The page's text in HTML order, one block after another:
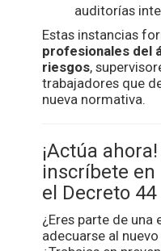
auditorías
Estas instancias
profesionales del
riesgos,
trabajadores que
nueva normativa.
¡Actúa
inscríbete en
el Decreto 44
¿Eres parte de una
adecuarse al